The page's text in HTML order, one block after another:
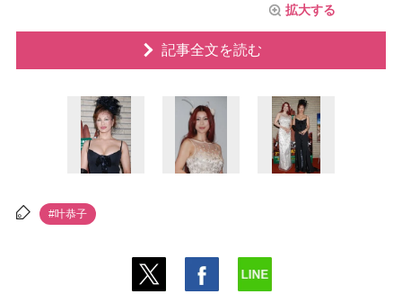
拡大する
記事全文を読む
#叶恭子